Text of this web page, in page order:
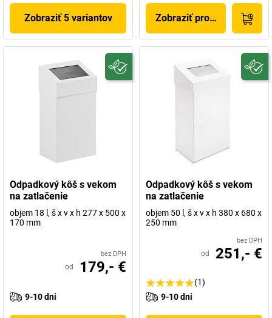
Zobraziť 5 variantov Zobraziť produkt
Odpadkový kôš s vekom
na zatlačenie
objem 18 l, š x v x h 277 x 500 x
170 mm
bez DPH
od 179,- €
9-10 dni
Odpadkový kôš s vekom
na zatlačenie
objem 50 l, š x v x h 380 x 680 x
250 mm
bez DPH
od 251,- €
(1)
9-10 dni